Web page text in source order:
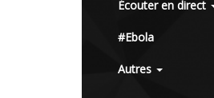
Écouter en direct
#Ebola
Autres